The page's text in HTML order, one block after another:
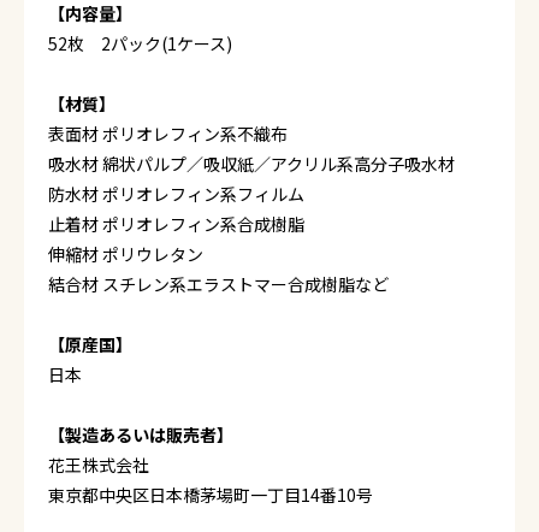
【内容量】
52枚 2パック(1ケース)
【材質】
表面材 ポリオレフィン系不織布
吸水材 綿状パルプ／吸収紙／アクリル系高分子吸水材
防水材 ポリオレフィン系フィルム
止着材 ポリオレフィン系合成樹脂
伸縮材 ポリウレタン
結合材 スチレン系エラストマー合成樹脂など
【原産国】
日本
【製造あるいは販売者】
花王株式会社
東京都中央区日本橋茅場町一丁目14番10号